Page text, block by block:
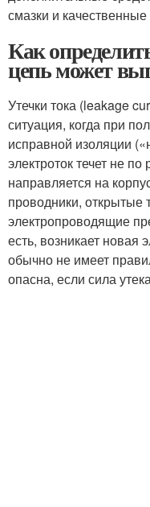
смазки и
Как
цепь может
Утечки тока (leakage
ситуация, когда при
исправной изоляции
электроток течет не
направляется на
проводники,
электропроводящие
есть, возникает новая
обычно не имеет
опасна, если сила